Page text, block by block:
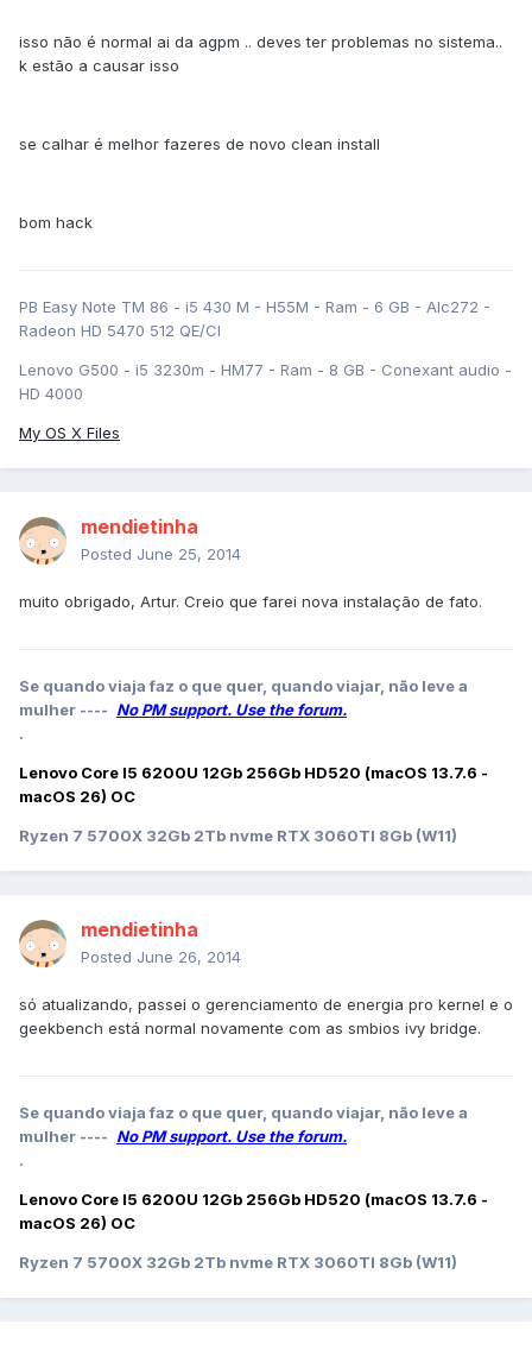
isso não é normal ai da agpm .. deves ter problemas no sistema..
k estão a causar isso
se calhar é melhor fazeres de novo clean install
bom hack
PB Easy Note TM 86 - i5 430 M - H55M - Ram - 6 GB - Alc272 -
Radeon HD 5470 512 QE/CI
Lenovo G500 - i5 3230m - HM77 - Ram - 8 GB - Conexant audio -
HD 4000
My OS X Files
mendietinha
Posted June 25, 2014
muito obrigado, Artur. Creio que farei nova instalação de fato.
Se quando viaja faz o que quer, quando viajar, não leve a
mulher ---- No PM support. Use the forum.
.
Lenovo Core I5 6200U 12Gb 256Gb HD520 (macOS 13.7.6 -
macOS 26) OC
Ryzen 7 5700X 32Gb 2Tb nvme RTX 3060TI 8Gb (W11)
mendietinha
Posted June 26, 2014
só atualizando, passei o gerenciamento de energia pro kernel e o
geekbench está normal novamente com as smbios ivy bridge.
Se quando viaja faz o que quer, quando viajar, não leve a
mulher ---- No PM support. Use the forum.
.
Lenovo Core I5 6200U 12Gb 256Gb HD520 (macOS 13.7.6 -
macOS 26) OC
Ryzen 7 5700X 32Gb 2Tb nvme RTX 3060TI 8Gb (W11)